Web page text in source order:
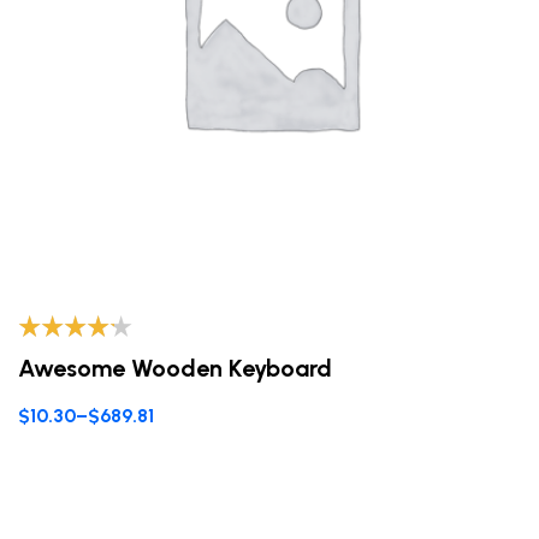
con4.00
Awesome Wooden Keyboard
$10.30–$689.81